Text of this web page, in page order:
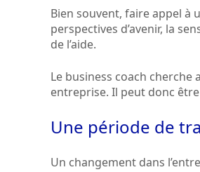
Bien souvent, faire appel à
perspectives d’avenir, la
de l’aide.
Le business coach
entreprise. Il peut donc
Une période de
Un changement dans